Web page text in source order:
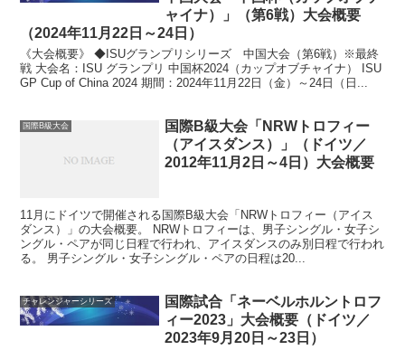
ャイナ）」（第6戦）大会概要
（2024年11月22日～24日）
《大会概要》 ◆ISUグランプリシリーズ 中国大会（第6戦）※最終
戦 大会名：ISU グランプリ 中国杯2024（カップオブチャイナ） ISU
GP Cup of China 2024 期間：2024年11月22日（金）～24日（日...
国際B級大会
国際B級大会「NRWトロフィー
（アイスダンス）」（ドイツ／
2012年11月2日～4日）大会概要
11月にドイツで開催される国際B級大会「NRWトロフィー（アイス
ダンス）」の大会概要。 NRWトロフィーは、男子シングル・女子シ
ングル・ペアが同じ日程で行われ、アイスダンスのみ別日程で行われ
る。 男子シングル・女子シングル・ペアの日程は20...
チャレンジャーシリーズ
国際試合「ネーベルホルントロフ
ィー2023」大会概要（ドイツ／
2023年9月20日～23日）